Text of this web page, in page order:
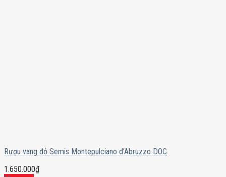
Rượu vang đỏ Semis Montepulciano d’Abruzzo DOC
1.650.000₫